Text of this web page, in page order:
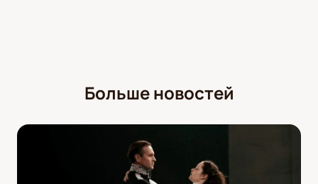
Больше новостей